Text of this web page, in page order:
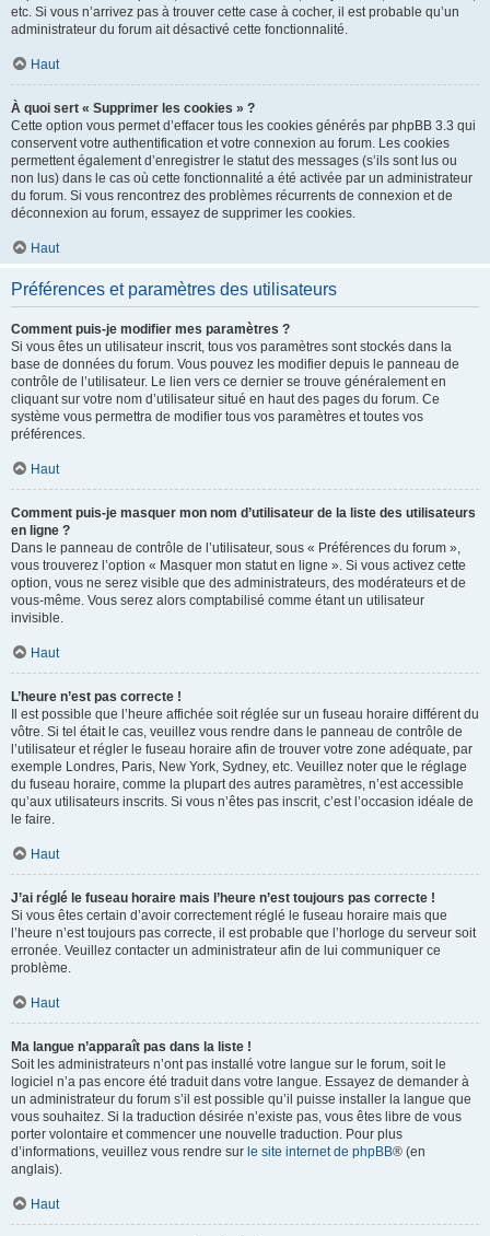
etc. Si vous n’arrivez pas à trouver cette case à cocher, il est probable qu’un
administrateur du forum ait désactivé cette fonctionnalité.
Haut
À quoi sert « Supprimer les cookies » ?
Cette option vous permet d’effacer tous les cookies générés par phpBB 3.3 qui
conservent votre authentification et votre connexion au forum. Les cookies
permettent également d’enregistrer le statut des messages (s’ils sont lus ou
non lus) dans le cas où cette fonctionnalité a été activée par un administrateur
du forum. Si vous rencontrez des problèmes récurrents de connexion et de
déconnexion au forum, essayez de supprimer les cookies.
Haut
Préférences et paramètres des utilisateurs
Comment puis-je modifier mes paramètres ?
Si vous êtes un utilisateur inscrit, tous vos paramètres sont stockés dans la
base de données du forum. Vous pouvez les modifier depuis le panneau de
contrôle de l’utilisateur. Le lien vers ce dernier se trouve généralement en
cliquant sur votre nom d’utilisateur situé en haut des pages du forum. Ce
système vous permettra de modifier tous vos paramètres et toutes vos
préférences.
Haut
Comment puis-je masquer mon nom d’utilisateur de la liste des utilisateurs
en ligne ?
Dans le panneau de contrôle de l’utilisateur, sous « Préférences du forum »,
vous trouverez l’option « Masquer mon statut en ligne ». Si vous activez cette
option, vous ne serez visible que des administrateurs, des modérateurs et de
vous-même. Vous serez alors comptabilisé comme étant un utilisateur
invisible.
Haut
L’heure n’est pas correcte !
Il est possible que l’heure affichée soit réglée sur un fuseau horaire différent du
vôtre. Si tel était le cas, veuillez vous rendre dans le panneau de contrôle de
l’utilisateur et régler le fuseau horaire afin de trouver votre zone adéquate, par
exemple Londres, Paris, New York, Sydney, etc. Veuillez noter que le réglage
du fuseau horaire, comme la plupart des autres paramètres, n’est accessible
qu’aux utilisateurs inscrits. Si vous n’êtes pas inscrit, c’est l’occasion idéale de
le faire.
Haut
J’ai réglé le fuseau horaire mais l’heure n’est toujours pas correcte !
Si vous êtes certain d’avoir correctement réglé le fuseau horaire mais que
l’heure n’est toujours pas correcte, il est probable que l’horloge du serveur soit
erronée. Veuillez contacter un administrateur afin de lui communiquer ce
problème.
Haut
Ma langue n’apparaît pas dans la liste !
Soit les administrateurs n’ont pas installé votre langue sur le forum, soit le
logiciel n’a pas encore été traduit dans votre langue. Essayez de demander à
un administrateur du forum s’il est possible qu’il puisse installer la langue que
vous souhaitez. Si la traduction désirée n’existe pas, vous êtes libre de vous
porter volontaire et commencer une nouvelle traduction. Pour plus
d’informations, veuillez vous rendre sur le site internet de phpBB® (en
anglais).
Haut